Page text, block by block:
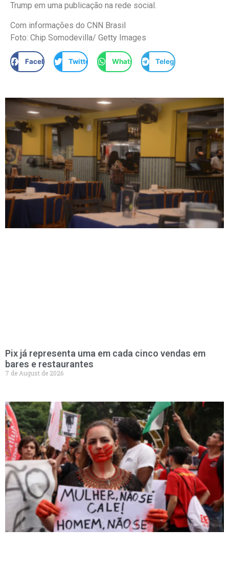
Trump em uma publicação na rede social.
Com informações do CNN Brasil
Foto: Chip Somodevilla/ Getty Images
Facebook Twitter WhatsApp Telegram
Pix já representa uma em cada cinco vendas em
bares e restaurantes
7 de August de 2026